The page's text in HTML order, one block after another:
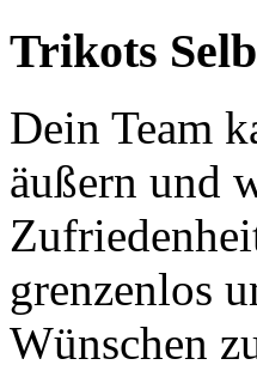
Trikots
Dein Team
äußern und
grenzenlos
Wünschen